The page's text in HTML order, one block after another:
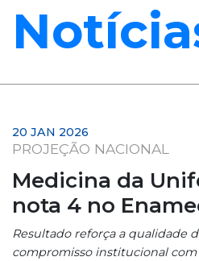
20 JAN 2026
PROJEÇÃO NACIONAL
Medicina da
nota 4 no
Resultado reforça a qualidade
compromisso institucional com